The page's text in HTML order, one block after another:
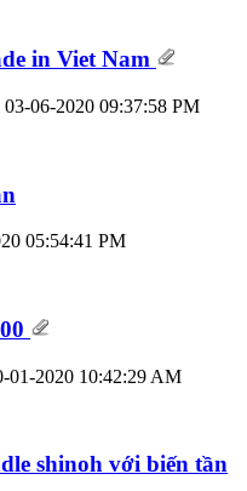
in Viet Nam
03-06-2020 09:37:58 PM
05:54:41 PM
01-2020 10:42:29 AM
shinoh với biến tần